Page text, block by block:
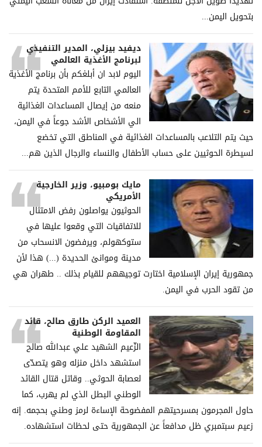
بتحويل اليمن...
ديفيد بيزلي، المدير التنفيذي
لبرنامج الأغذية العالمي
اليوم لابد ان أبلغكم بأن برنامج الأغذية
العالمي التابع للأمم المتحدة يتم
منعه من إيصال المساعدات الغذائية
الي الأشخاص الأشد جوعاً في اليمن،
حيث يتم التلاعب بالمساعدات الغذائية في المناطق التي تخضع
لسيطرة الحوثيين على حساب الأطفال والنساء والرجال الذين هم...
مايك بومبيو، وزير الخارجية
الأمريكي
الحوثيون يواصلون رفض الامتثال
للاتفاقيات التي وقعوا عليها في
ستوكهولم، ويرفضون الانسحاب من
مدينة وموانئ الحديدة (...) هذا لأن
جمهورية إيران الإسلامية اختارت توجيههم للقيام بذلك .. طهران هي
من تقود الحرب في اليمن.
العميد الركن طارق صالح، قائد
المقاومة الوطنية
الزّعيم الشهيد علي عبدالله صالح
استشهد داخل منزله وهو يتصدّى
لعصابة الحوثي.. وقاتل قتال القائد
الوطني البطل الذي لم يهرب، كما
حاول المجرمون بمسرحيتهم المفضوحة الإساءة لرمز وطني بحجمه. إنه
زعيم سبتمبري ظل مدافعاً عن الجمهورية حتى لحظات استشهاده.